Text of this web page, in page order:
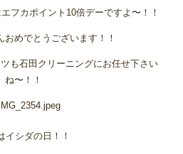
フカポイント10倍デーですよ〜！！
おめでとうございます！！
も石田クリーニングにお任せ下さい
ね〜！！
イシダの日！！